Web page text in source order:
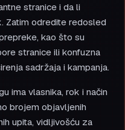
stranice i da li
Zatim odredite redosled
kao što su
stranice ili konfuzna
sadržaja i kampanja.
ima vlasnika, rok i način
brojem objavljenih
upita, vidljivošću za